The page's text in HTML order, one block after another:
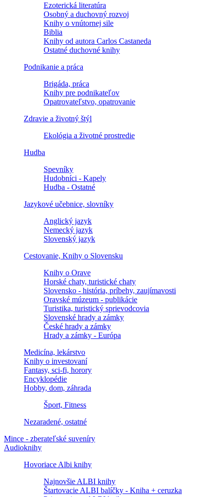
Ezoterická literatúra
Osobný a duchovný rozvoj
Knihy o vnútornej sile
Biblia
Knihy od autora Carlos Castaneda
Ostatné duchovné knihy
Podnikanie a práca
Brigáda, práca
Knihy pre podnikateľov
Opatrovateľstvo, opatrovanie
Zdravie a životný štýl
Ekológia a životné prostredie
Hudba
Spevníky
Hudobníci - Kapely
Hudba - Ostatné
Jazykové učebnice, slovníky
Anglický jazyk
Nemecký jazyk
Slovenský jazyk
Cestovanie, Knihy o Slovensku
Knihy o Orave
Horské chaty, turistické chaty
Slovensko - história, príbehy, zaujímavosti
Oravské múzeum - publikácie
Turistika, turistický sprievodcovia
Slovenské hrady a zámky
České hrady a zámky
Hrady a zámky - Európa
Medicína, lekárstvo
Knihy o investovaní
Fantasy, sci-fi, horory
Encyklopédie
Hobby, dom, záhrada
Šport, Fitness
Nezaradené, ostatné
Mince - zberateľské suveníry
Audioknihy
Hovoriace Albi knihy
Najnovšie ALBI knihy
Štartovacie ALBI balíčky - Kniha + ceruzka